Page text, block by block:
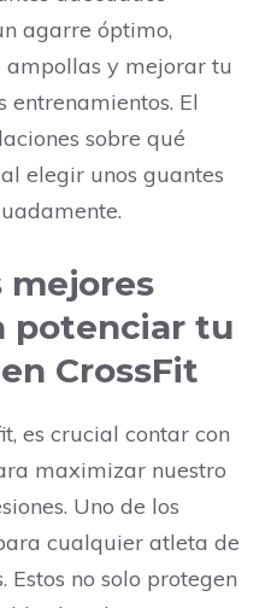
agarre óptimo,
ampollas y mejorar tu
El
sobre qué
elegir unos guantes
mejores
potenciar tu
CrossFit
es crucial contar con
maximizar nuestro
Uno de los
cualquier atleta de
Estos no solo protegen